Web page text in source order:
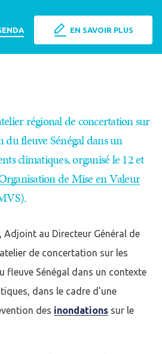
EN SAVOIR PLUS
régional de concertation sur
du fleuve Sénégal dans un
climatiques, organisé le 12 et
de Mise en Valeur
.
Adjoint au Directeur Général de
de concertation sur les
fleuve Sénégal dans un contexte
dans le cadre d'une
des inondations sur le